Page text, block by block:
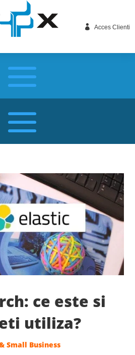
 Acces Clienti
ce este si
utiliza?
Small Business